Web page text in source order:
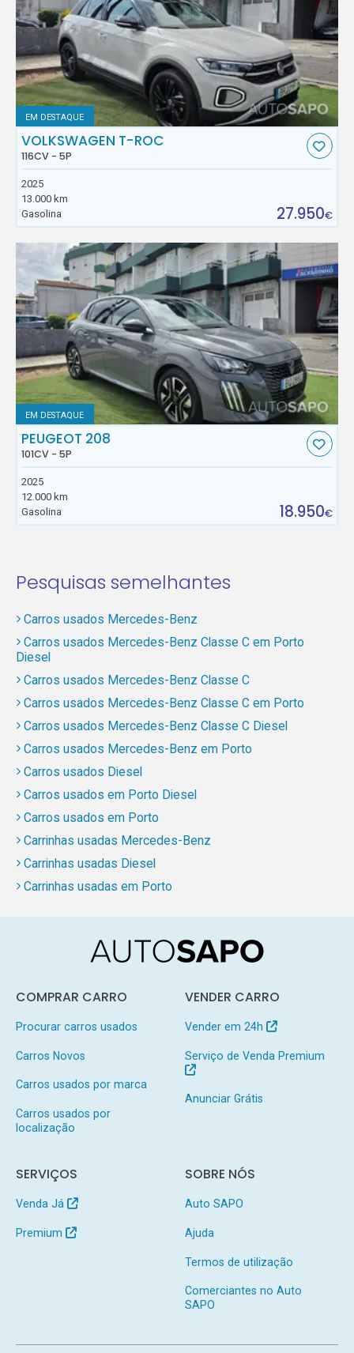
EM DESTAQUE
VOLKSWAGEN T-ROC
116CV - 5P
2025
13.000 km
Gasolina
27.950€
EM DESTAQUE
PEUGEOT 208
101CV - 5P
2025
12.000 km
Gasolina
18.950€
Pesquisas semelhantes
Carros usados Mercedes-Benz
Carros usados Mercedes-Benz Classe C em Porto
Diesel
Carros usados Mercedes-Benz Classe C
Carros usados Mercedes-Benz Classe C em Porto
Carros usados Mercedes-Benz Classe C Diesel
Carros usados Mercedes-Benz em Porto
Carros usados Diesel
Carros usados em Porto Diesel
Carros usados em Porto
Carrinhas usadas Mercedes-Benz
Carrinhas usadas Diesel
Carrinhas usadas em Porto
COMPRAR CARRO
Procurar carros usados
Carros Novos
Carros usados por marca
Carros usados por
localização
VENDER CARRO
Vender em 24h
Serviço de Venda Premium
Anunciar Grátis
SERVIÇOS
Venda Já
Premium
SOBRE NÓS
Auto SAPO
Ajuda
Termos de utilização
Comerciantes no Auto
SAPO